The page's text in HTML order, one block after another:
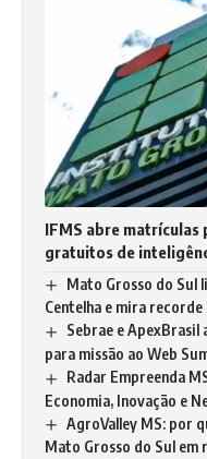
IFMS abre matrículas
gratuitos de
Mato Grosso do Sul
Centelha e mira
Sebrae e ApexBrasil
para missão ao Web
Radar Empreenda
Economia, Inovação e
AgroValley MS: por
Mato Grosso do Sul em